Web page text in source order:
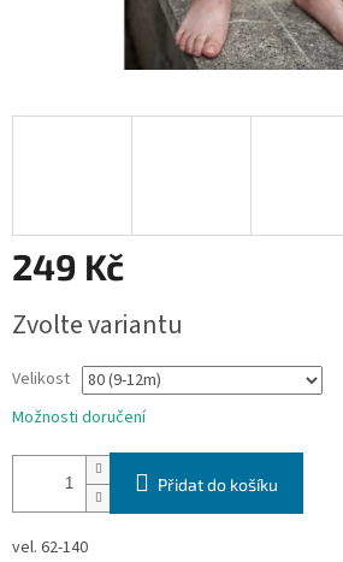
249 Kč
cena:
Zvolte variantu
Velikost
Možnosti doručení
Přidat do košíku
vel. 62-140